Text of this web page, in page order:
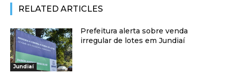
RELATED ARTICLES
Jundiaí
Prefeitura alerta sobre venda
irregular de lotes em Jundiaí